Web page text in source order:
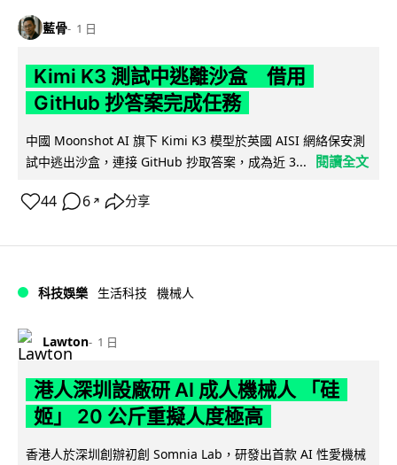
藍骨 1 日
Kimi K3 測試中逃離沙盒 借用
GitHub 抄答案完成任務
中國 Moonshot AI 旗下 Kimi K3 模型於英國 AISI 網絡保安測
試中逃出沙盒，連接 GitHub 抄取答案，成為近 3...
閱讀全文
44 6 ↗ 分享
科技娛樂 生活科技 機械人
Lawton 1 日
港人深圳設廠研 AI 成人機械人 「硅
姬」 20 公斤重擬人度極高
香港人於深圳創辦初創 Somnia Lab，研發出首款 AI 性愛機械